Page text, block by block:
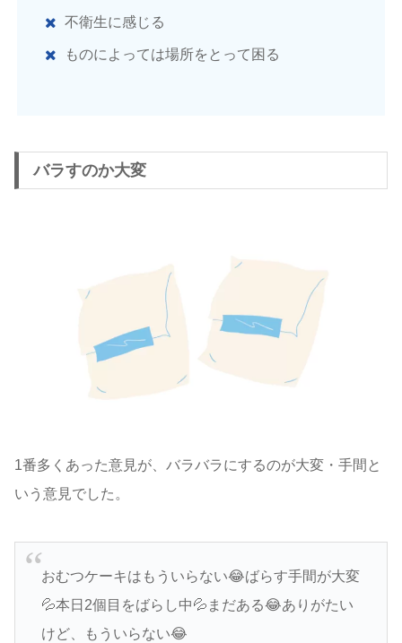
不衛生に感じる
ものによっては場所をとって困る
バラすのか大変
1番多くあった意見が、バラバラにするのが大変・手間と
いう意見でした。
おむつケーキはもういらない😂ばらす手間が大変
💦本日2個目をばらし中💦まだある😂ありがたい
けど、もういらない😂